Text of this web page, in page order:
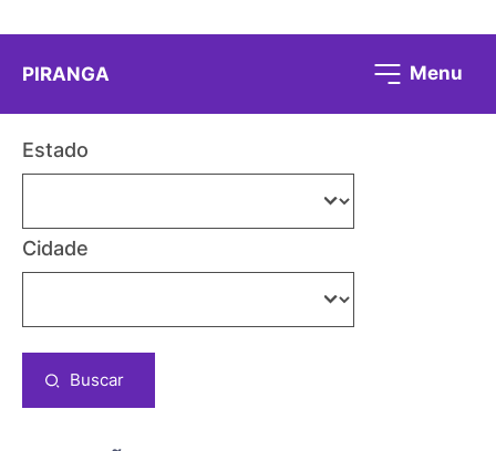
PIRANGA Menu
Estado
Cidade
Buscar